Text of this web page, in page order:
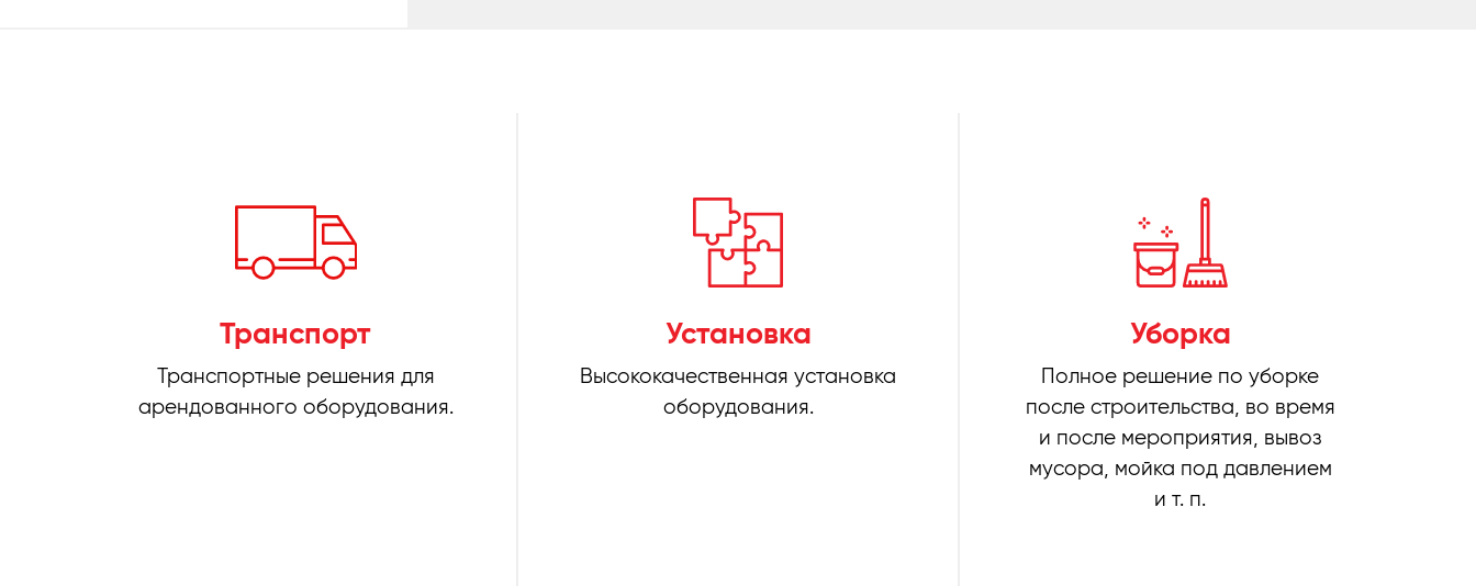
Транспорт
Транспортные решения для
арендованного оборудования.
Установка
Высококачественная установка
оборудования.
Уборка
Полное решение по уборке
после строительства, во время
и после мероприятия, вывоз
мусора, мойка под давлением
и т. п.